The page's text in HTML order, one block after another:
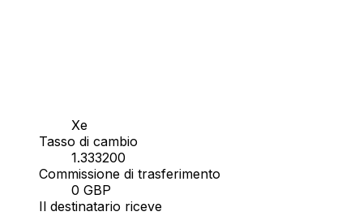
Xe
Tasso di cambio
1.333200
Commissione di trasferimento
0 GBP
Il destinatario riceve